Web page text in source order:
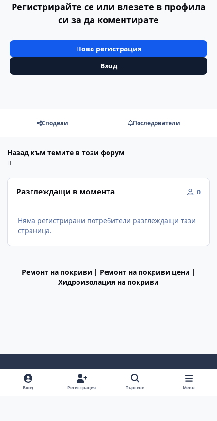
Регистрирайте се или влезете в профила
си за да коментирате
Нова регистрация
Вход
Сподели Последователи
Назад към темите в този форум
Разглеждащи в момента 0
Няма регистрирани потребители разглеждащи тази
страница.
Ремонт на покриви | Ремонт на покриви цени |
Хидроизолация на покриви
Light ModeDark ModeSystem Preference
f
Вход Регистрация Търсене Menu